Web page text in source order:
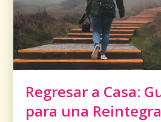
Regresar a Casa:
para una